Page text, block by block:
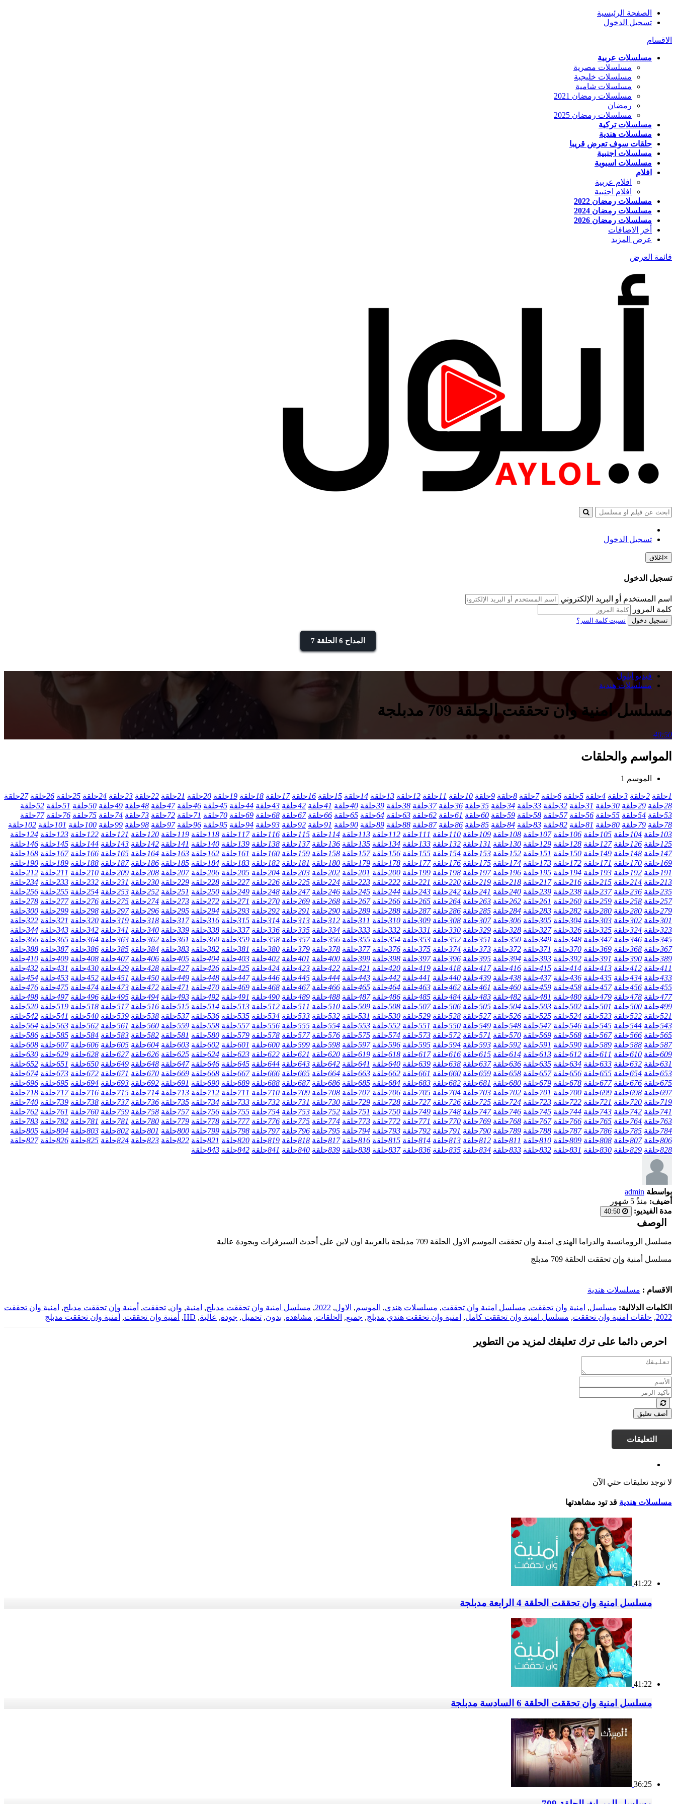
الصفحة الرئيسية
تسجيل الدخول
الاقسام
مسلسلات عربية
مسلسلات مصرية
مسلسلات خليجية
مسلسلات شامية
مسلسلات رمضان 2021
رمضان
مسلسلات رمضان 2025
مسلسلات تركية
مسلسلات هندية
حلقات سوف تعرض قريبا
مسلسلات اجنبية
مسلسلات اسيوية
افلام
افلام عربية
افلام اجنبية
مسلسلات رمضان 2022
مسلسلات رمضان 2024
مسلسلات رمضان 2026
أخر الاضافات
عرض المزيد
قائمة العرض
تسجيل الدخول
× اغلاق
تسجيل الدخول
اسم المستخدم أو البريد الإلكتروني
كلمة المرور
تسجيل دخول نسيت كلمة السر؟
المداح 6 الحلقة 7
فيديو ايلول
مسلسلات هندية
مسلسل امنية وان تحققت الحلقة 709 مدبلجة
40:50
المواسم والحلقات
الموسم 1
1حلقة 2حلقة 3حلقة 4حلقة 5حلقة 6حلقة 7حلقة 8حلقة 9حلقة 10حلقة 11حلقة 12حلقة 13حلقة 14حلقة 15حلقة 16حلقة 17حلقة 18حلقة 19حلقة 20حلقة 21حلقة 22حلقة 23حلقة 24حلقة 25حلقة 26حلقة 27حلقة
28حلقة 29حلقة 30حلقة 31حلقة 32حلقة 33حلقة 34حلقة 35حلقة 36حلقة 37حلقة 38حلقة 39حلقة 40حلقة 41حلقة 42حلقة 43حلقة 44حلقة 45حلقة 46حلقة 47حلقة 48حلقة 49حلقة 50حلقة 51حلقة 52حلقة
53حلقة 54حلقة 55حلقة 56حلقة 57حلقة 58حلقة 59حلقة 60حلقة 61حلقة 62حلقة 63حلقة 64حلقة 65حلقة 66حلقة 67حلقة 68حلقة 69حلقة 70حلقة 71حلقة 72حلقة 73حلقة 74حلقة 75حلقة 76حلقة 77حلقة
78حلقة 79حلقة 80حلقة 81حلقة 82حلقة 83حلقة 84حلقة 85حلقة 86حلقة 87حلقة 88حلقة 89حلقة 90حلقة 91حلقة 92حلقة 93حلقة 94حلقة 95حلقة 96حلقة 97حلقة 98حلقة 99حلقة 100حلقة 101حلقة 102حلقة
103حلقة 104حلقة 105حلقة 106حلقة 107حلقة 108حلقة 109حلقة 110حلقة 111حلقة 112حلقة 113حلقة 114حلقة 115حلقة 116حلقة 117حلقة 118حلقة 119حلقة 120حلقة 121حلقة 122حلقة 123حلقة 124حلقة
125حلقة 126حلقة 127حلقة 128حلقة 129حلقة 130حلقة 131حلقة 132حلقة 133حلقة 134حلقة 135حلقة 136حلقة 137حلقة 138حلقة 139حلقة 140حلقة 141حلقة 142حلقة 143حلقة 144حلقة 145حلقة 146حلقة
147حلقة 148حلقة 149حلقة 150حلقة 151حلقة 152حلقة 153حلقة 154حلقة 155حلقة 156حلقة 157حلقة 158حلقة 159حلقة 160حلقة 161حلقة 162حلقة 163حلقة 164حلقة 165حلقة 166حلقة 167حلقة 168حلقة
169حلقة 170حلقة 171حلقة 172حلقة 173حلقة 174حلقة 175حلقة 176حلقة 177حلقة 178حلقة 179حلقة 180حلقة 181حلقة 182حلقة 183حلقة 184حلقة 185حلقة 186حلقة 187حلقة 188حلقة 189حلقة 190حلقة
191حلقة 192حلقة 193حلقة 194حلقة 195حلقة 196حلقة 197حلقة 198حلقة 199حلقة 200حلقة 201حلقة 202حلقة 203حلقة 204حلقة 205حلقة 206حلقة 207حلقة 208حلقة 209حلقة 210حلقة 211حلقة 212حلقة
213حلقة 214حلقة 215حلقة 216حلقة 217حلقة 218حلقة 219حلقة 220حلقة 221حلقة 222حلقة 223حلقة 224حلقة 225حلقة 226حلقة 227حلقة 228حلقة 229حلقة 230حلقة 231حلقة 232حلقة 233حلقة 234حلقة
235حلقة 236حلقة 237حلقة 238حلقة 239حلقة 240حلقة 241حلقة 242حلقة 243حلقة 244حلقة 245حلقة 246حلقة 247حلقة 248حلقة 249حلقة 250حلقة 251حلقة 252حلقة 253حلقة 254حلقة 255حلقة 256حلقة
257حلقة 258حلقة 259حلقة 260حلقة 261حلقة 262حلقة 263حلقة 264حلقة 265حلقة 266حلقة 267حلقة 268حلقة 269حلقة 270حلقة 271حلقة 272حلقة 273حلقة 274حلقة 275حلقة 276حلقة 277حلقة 278حلقة
279حلقة 280حلقة 280حلقة 282حلقة 283حلقة 284حلقة 285حلقة 286حلقة 287حلقة 288حلقة 289حلقة 290حلقة 291حلقة 292حلقة 293حلقة 294حلقة 295حلقة 296حلقة 297حلقة 298حلقة 299حلقة 300حلقة
301حلقة 302حلقة 303حلقة 304حلقة 305حلقة 306حلقة 307حلقة 308حلقة 309حلقة 310حلقة 311حلقة 312حلقة 313حلقة 314حلقة 315حلقة 316حلقة 317حلقة 318حلقة 319حلقة 320حلقة 321حلقة 322حلقة
323حلقة 324حلقة 325حلقة 326حلقة 327حلقة 328حلقة 329حلقة 330حلقة 331حلقة 332حلقة 333حلقة 334حلقة 335حلقة 336حلقة 337حلقة 338حلقة 339حلقة 340حلقة 341حلقة 342حلقة 343حلقة 344حلقة
345حلقة 346حلقة 347حلقة 348حلقة 349حلقة 350حلقة 351حلقة 352حلقة 353حلقة 354حلقة 355حلقة 356حلقة 357حلقة 358حلقة 359حلقة 360حلقة 361حلقة 362حلقة 363حلقة 364حلقة 365حلقة 366حلقة
367حلقة 368حلقة 369حلقة 370حلقة 371حلقة 372حلقة 373حلقة 374حلقة 375حلقة 376حلقة 377حلقة 378حلقة 379حلقة 380حلقة 381حلقة 382حلقة 383حلقة 384حلقة 385حلقة 386حلقة 387حلقة 388حلقة
389حلقة 390حلقة 391حلقة 392حلقة 393حلقة 394حلقة 395حلقة 396حلقة 397حلقة 398حلقة 399حلقة 400حلقة 401حلقة 402حلقة 403حلقة 404حلقة 405حلقة 406حلقة 407حلقة 408حلقة 409حلقة 410حلقة
411حلقة 412حلقة 413حلقة 414حلقة 415حلقة 416حلقة 417حلقة 418حلقة 419حلقة 420حلقة 421حلقة 422حلقة 423حلقة 424حلقة 425حلقة 426حلقة 427حلقة 428حلقة 429حلقة 430حلقة 431حلقة 432حلقة
433حلقة 434حلقة 435حلقة 436حلقة 437حلقة 438حلقة 439حلقة 440حلقة 441حلقة 442حلقة 443حلقة 444حلقة 445حلقة 446حلقة 447حلقة 448حلقة 449حلقة 450حلقة 451حلقة 452حلقة 453حلقة 454حلقة
455حلقة 456حلقة 457حلقة 458حلقة 459حلقة 460حلقة 461حلقة 462حلقة 463حلقة 464حلقة 465حلقة 466حلقة 467حلقة 468حلقة 469حلقة 470حلقة 471حلقة 472حلقة 473حلقة 474حلقة 475حلقة 476حلقة
477حلقة 478حلقة 479حلقة 480حلقة 481حلقة 482حلقة 483حلقة 484حلقة 485حلقة 486حلقة 487حلقة 488حلقة 489حلقة 490حلقة 491حلقة 492حلقة 493حلقة 494حلقة 495حلقة 496حلقة 497حلقة 498حلقة
499حلقة 500حلقة 501حلقة 502حلقة 503حلقة 504حلقة 505حلقة 506حلقة 507حلقة 508حلقة 509حلقة 510حلقة 511حلقة 512حلقة 513حلقة 514حلقة 515حلقة 516حلقة 517حلقة 518حلقة 519حلقة 520حلقة
521حلقة 522حلقة 523حلقة 524حلقة 525حلقة 526حلقة 527حلقة 528حلقة 529حلقة 530حلقة 531حلقة 532حلقة 533حلقة 534حلقة 535حلقة 536حلقة 537حلقة 538حلقة 539حلقة 540حلقة 541حلقة 542حلقة
543حلقة 544حلقة 545حلقة 546حلقة 547حلقة 548حلقة 549حلقة 550حلقة 551حلقة 552حلقة 553حلقة 554حلقة 555حلقة 556حلقة 557حلقة 558حلقة 559حلقة 560حلقة 561حلقة 562حلقة 563حلقة 564حلقة
565حلقة 566حلقة 567حلقة 568حلقة 569حلقة 570حلقة 571حلقة 572حلقة 573حلقة 574حلقة 575حلقة 576حلقة 577حلقة 578حلقة 579حلقة 580حلقة 581حلقة 582حلقة 583حلقة 584حلقة 585حلقة 586حلقة
587حلقة 588حلقة 589حلقة 590حلقة 591حلقة 592حلقة 593حلقة 594حلقة 595حلقة 596حلقة 597حلقة 598حلقة 599حلقة 600حلقة 601حلقة 602حلقة 603حلقة 604حلقة 605حلقة 606حلقة 607حلقة 608حلقة
609حلقة 610حلقة 611حلقة 612حلقة 613حلقة 614حلقة 615حلقة 616حلقة 617حلقة 618حلقة 619حلقة 620حلقة 621حلقة 622حلقة 623حلقة 624حلقة 625حلقة 626حلقة 627حلقة 628حلقة 629حلقة 630حلقة
631حلقة 632حلقة 633حلقة 634حلقة 635حلقة 636حلقة 637حلقة 638حلقة 639حلقة 640حلقة 641حلقة 642حلقة 643حلقة 644حلقة 645حلقة 646حلقة 647حلقة 648حلقة 649حلقة 650حلقة 651حلقة 652حلقة
653حلقة 654حلقة 655حلقة 656حلقة 657حلقة 658حلقة 659حلقة 660حلقة 661حلقة 662حلقة 663حلقة 664حلقة 665حلقة 666حلقة 667حلقة 668حلقة 669حلقة 670حلقة 671حلقة 672حلقة 673حلقة 674حلقة
675حلقة 676حلقة 677حلقة 678حلقة 679حلقة 680حلقة 681حلقة 682حلقة 683حلقة 684حلقة 685حلقة 686حلقة 687حلقة 688حلقة 689حلقة 690حلقة 691حلقة 692حلقة 693حلقة 694حلقة 695حلقة 696حلقة
697حلقة 698حلقة 699حلقة 700حلقة 701حلقة 702حلقة 703حلقة 704حلقة 705حلقة 706حلقة 707حلقة 708حلقة 709حلقة 710حلقة 711حلقة 712حلقة 713حلقة 714حلقة 715حلقة 716حلقة 717حلقة 718حلقة
719حلقة 720حلقة 721حلقة 722حلقة 723حلقة 724حلقة 725حلقة 726حلقة 727حلقة 728حلقة 729حلقة 730حلقة 731حلقة 732حلقة 733حلقة 734حلقة 735حلقة 736حلقة 737حلقة 738حلقة 739حلقة 740حلقة
741حلقة 742حلقة 743حلقة 744حلقة 745حلقة 746حلقة 747حلقة 748حلقة 749حلقة 750حلقة 751حلقة 752حلقة 753حلقة 754حلقة 755حلقة 756حلقة 757حلقة 758حلقة 759حلقة 760حلقة 761حلقة 762حلقة
763حلقة 764حلقة 765حلقة 766حلقة 767حلقة 768حلقة 769حلقة 770حلقة 771حلقة 772حلقة 773حلقة 774حلقة 775حلقة 776حلقة 777حلقة 778حلقة 779حلقة 780حلقة 781حلقة 781حلقة 782حلقة 783حلقة
784حلقة 785حلقة 786حلقة 787حلقة 788حلقة 789حلقة 790حلقة 791حلقة 792حلقة 793حلقة 794حلقة 795حلقة 796حلقة 797حلقة 798حلقة 799حلقة 800حلقة 801حلقة 802حلقة 803حلقة 804حلقة 805حلقة
806حلقة 807حلقة 808حلقة 809حلقة 810حلقة 811حلقة 812حلقة 813حلقة 814حلقة 815حلقة 816حلقة 817حلقة 818حلقة 819حلقة 820حلقة 821حلقة 822حلقة 823حلقة 824حلقة 825حلقة 826حلقة 827حلقة
828حلقة 829حلقة 830حلقة 831حلقة 832حلقة 833حلقة 834حلقة 835حلقة 836حلقة 837حلقة 838حلقة 839حلقة 840حلقة 841حلقة 842حلقة 843حلقة
بواسطة admin
أضيف: منذُ 5 شهور
مدة الفيديو:
الوصف
مسلسل الرومانسية والدراما الهندي امنية وان تحققت الموسم الاول الحلقة 709 مدبلجة بالعربية اون لاين على أحدث السيرفرات وبجودة عالية
مسلسل أمنية وإن تحققت الحلقة 709 مدبلج
الاقسام : مسلسلات هندية
الكلمات الدلالية: مسلسل, امنية وان تحققت, مسلسل امنية وان تحققت, مسلسلات هندي, الموسم, الاول,
2022
, مسلسل امنية وان تحققت مدبلج, امنية, وان, تحققت, أمنية وإن تحققت مدبلج, امنية وان تحققت
2022
, حلقات امنية وان تحققت, مسلسل امنية وان تحققت كامل, امنية وان تحققت هندي مدبلج, جميع, الحلقات, مشاهدة, بدون, تحميل, جودة, عالية,
HD
, أمنية وإن تحققت, أمنية وان تحققت مدبلج
احرص دائما على ترك تعليقك لمزيد من التطوير
أضف تعليق
التعليقات
لا توجد تعليقات حتي الآن
مسلسلات هندية قد تود مشاهدتها
41:22
مسلسل امنية وان تحققت الحلقة 4 الرابعة مدبلجة
41:22
مسلسل امنية وان تحققت الحلقة 6 السادسة مدبلجة
36:25